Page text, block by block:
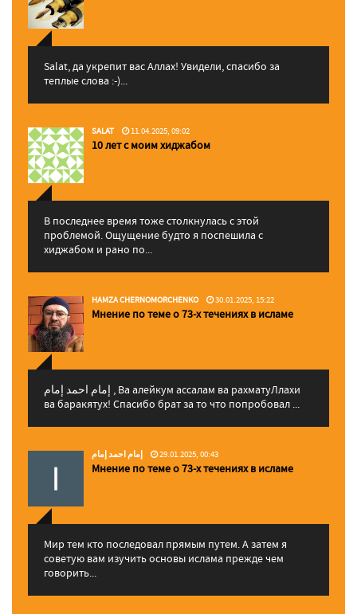
Salat, да укрепит вас Аллаx! Увидели, спасибо за
теплые слова :-)...
SALAT 11.04.2025, 09:02
10 лет с моим хиджабом
В последнее время тоже столкнулась с этой
проблемой. Ощущение будто я поспешила с
хиджабом и рано по...
HAMZA CHERNOMORCHENKO 30.01.2025, 15:22
Мнение по теме о 73-х течениях в исламе
إمام احمد إمام , Ва алейкум ассалам ва рахматуЛлахи
ва баракятух! Спасибо брат за то что попробовал ...
إمام احمد إمام 29.01.2025, 00:43
Мнение по теме о 73-х течениях в исламе
Мир тем кто последовал прямым путем. А затем я
советую вам изучить основы ислама прежде чем
говорить...